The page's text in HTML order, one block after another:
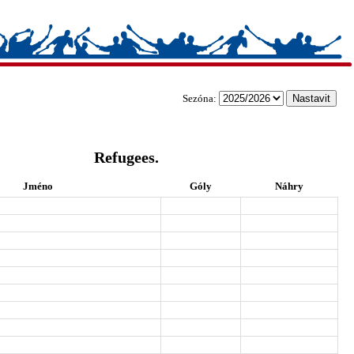
Sezóna:
Refugees.
Jméno Góly Náhry